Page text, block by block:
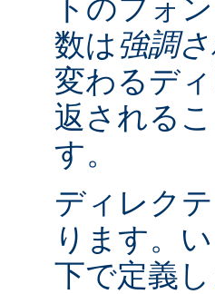
トのフォ
数は強調
変わるデ
返される
す。
ディレク
ります。
下で定義し